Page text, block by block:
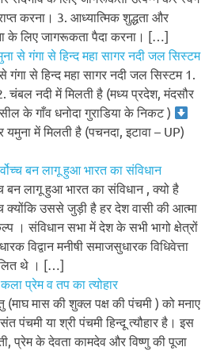
करना। 3. आध्यात्मिक शुद्धता और
के लिए जागरूकता पैदा करना। […]
से गंगा से हिन्द महा सागर नदी जल सिस्टम
गंगा से हिन्द महा सागर नदी जल सिस्टम 1.
चंबल नदी में मिलती है (मध्य प्रदेश, मंदसौर
के गाँव धनोदा गुराडिया के निकट )
में मिलती है (पचनदा, इटावा – UP)
बन लागू हुआ भारत का संविधान
बन लागू हुआ भारत का संविधान , क्यो है
क्योंकि उससे जुड़ी है हर देश वासी की आत्मा
। संविधान सभा में देश के सभी भागो क्षेत्रों
विद्वान मनीषी समाजसुधारक विधिवेत्ता
थे । […]
प्रेम व तप का त्योहार
मास की शुक्ल पक्ष की पंचमी ) को मनाए
पंचमी या श्री पंचमी हिन्दू त्यौहार है। इस
प्रेम के देवता कामदेव और विष्णु की पूजा